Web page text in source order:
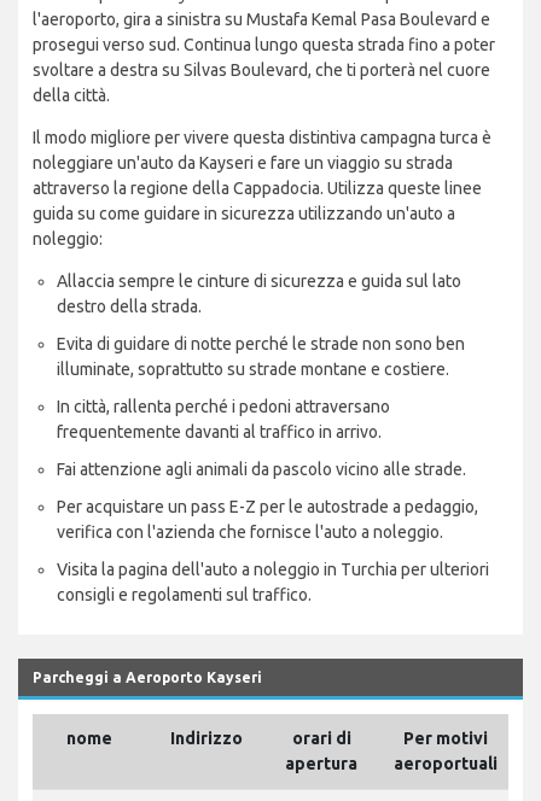
l'aeroporto, gira a sinistra su Mustafa Kemal Pasa Boulevard e
prosegui verso sud. Continua lungo questa strada fino a poter
svoltare a destra su Silvas Boulevard, che ti porterà nel cuore
della città.
Il modo migliore per vivere questa distintiva campagna turca è
noleggiare un'auto da Kayseri e fare un viaggio su strada
attraverso la regione della Cappadocia. Utilizza queste linee
guida su come guidare in sicurezza utilizzando un'auto a
noleggio:
Allaccia sempre le cinture di sicurezza e guida sul lato
destro della strada.
Evita di guidare di notte perché le strade non sono ben
illuminate, soprattutto su strade montane e costiere.
In città, rallenta perché i pedoni attraversano
frequentemente davanti al traffico in arrivo.
Fai attenzione agli animali da pascolo vicino alle strade.
Per acquistare un pass E-Z per le autostrade a pedaggio,
verifica con l'azienda che fornisce l'auto a noleggio.
Visita la pagina dell'auto a noleggio in Turchia per ulteriori
consigli e regolamenti sul traffico.
Parcheggi a Aeroporto Kayseri
nome Indirizzo
orari di
apertura
Per motivi
aeroportuali